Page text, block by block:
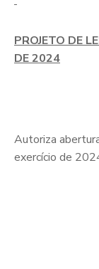
PROJETO DE
DE 2024
Autoriza
exercício de